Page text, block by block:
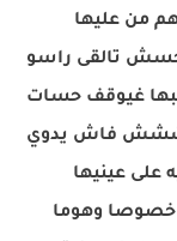
من عليها
تالقى راسو
غيوقف حسات
فاش يدوي
على عينيها
خصوصا وهوما